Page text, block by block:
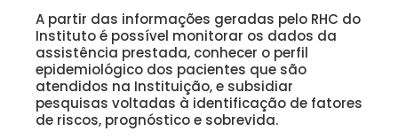
A partir das informações geradas pelo RHC do
Instituto é possível monitorar os dados da
assistência prestada, conhecer o perfil
epidemiológico dos pacientes que são
atendidos na Instituição, e subsidiar
pesquisas voltadas à identificação de fatores
de riscos, prognóstico e sobrevida.